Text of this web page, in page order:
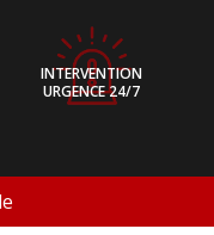
INTERVENTION
URGENCE 24/7